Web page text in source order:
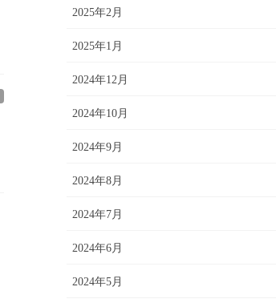
2025年2月
2025年1月
2024年12月
2024年10月
2024年9月
2024年8月
2024年7月
2024年6月
2024年5月